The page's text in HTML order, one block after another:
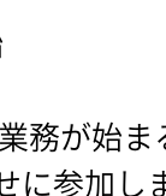
が始ま
に参加し